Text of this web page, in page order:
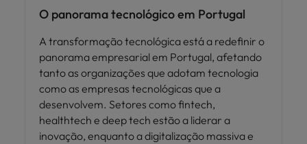
O panorama tecnológico em Portugal
A transformação tecnológica está a redefinir o
panorama empresarial em Portugal, afetando
tanto as organizações que adotam tecnologia
como as empresas tecnológicas que a
desenvolvem. Setores como fintech,
healthtech e deep tech estão a liderar a
inovação, enquanto a digitalização massiva e